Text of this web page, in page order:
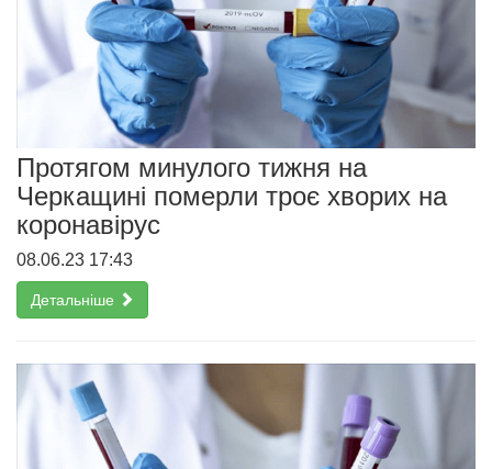
Протягом минулого тижня на
Черкащині померли троє хворих на
коронавірус
08.06.23 17:43
Детальніше